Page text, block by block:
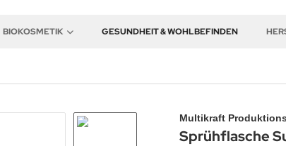
BIOKOSMETIK GESUNDHEIT & WOHLBEFINDEN
Multikraft
Sprühflasche